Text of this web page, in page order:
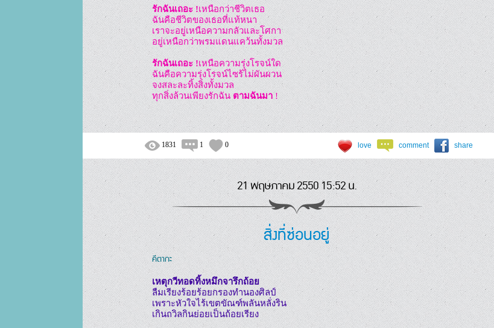
รักฉันเถอะ !เหนือกว่าชีวิตเธอ
ฉันคือชีวิตของเธอที่แท้หนา
เราจะอยู่เหนือความกลัวและโศกา
อยู่เหนือกว่าพรมแดนแคว้นทั้งมวล
รักฉันเถอะ !เหนือความรุ่งโรจน์ใด
ฉันคือความรุ่งโรจน์ไซร้ไม่ผันผวน
จงสละละทิ้งสิ่งทั้งมวล
ทุกสิ่งล้วนเพียงรักฉัน ตามฉันมา
1831 1 0 love comment share
21 พฤษภาคม 2550 15:52 น.
สิ่งที่ซ่อนอยู่
คีตากะ
เหตุกวีทอดทิ้งหมึกจารึกถ้อย
ลืมเรียงร้อยร้อยกรองทำนองศิลป์
เพราะหัวใจไร้เขตขัณฑ์พลันหลั่งริน
เกินถวิลกินย่อยเป็นถ้อยเรียง